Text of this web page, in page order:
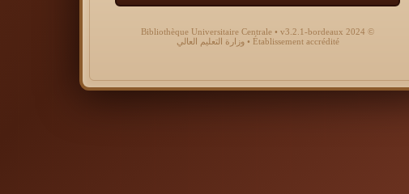
© 2024 Bibliothèque Universitaire Centrale • v3.2.1-bordeaux
Établissement accrédité • وزارة التعليم العالي